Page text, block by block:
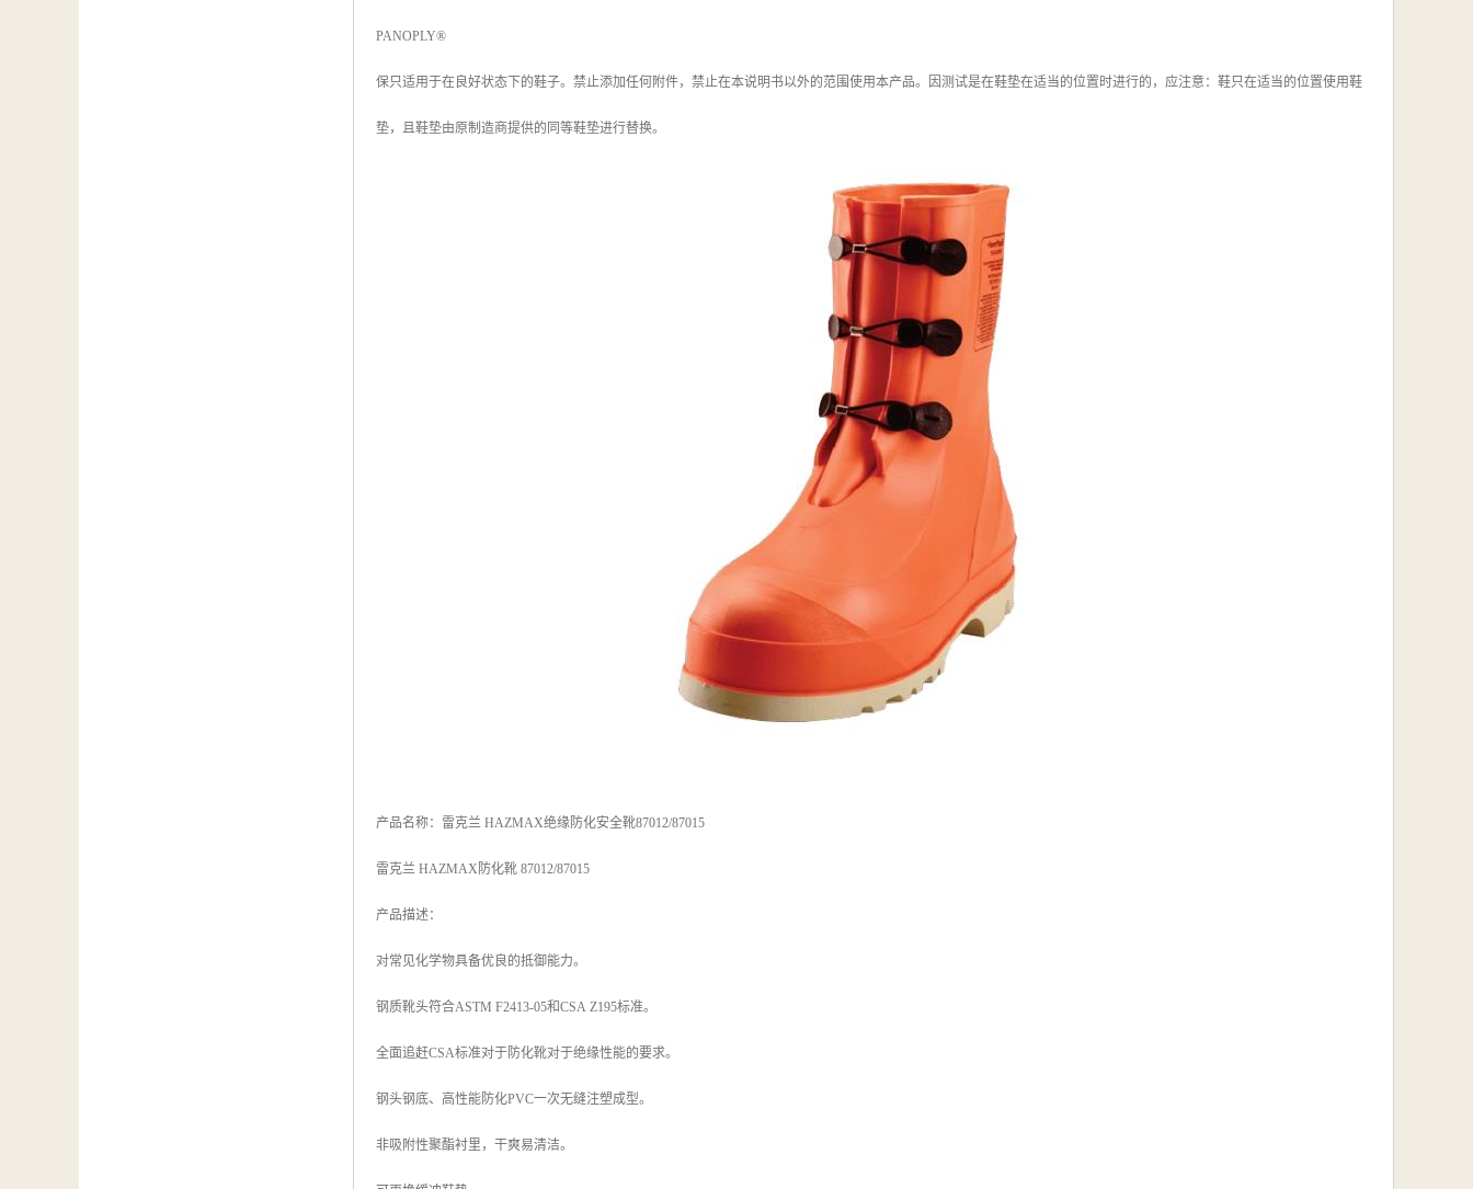
PANOPLY®
保只适用于在良好状态下的鞋子。禁止添加任何附件，禁止在本说明书以外的范围使用本产品。因测试是在鞋垫在适当的位置时进行的，应注意：鞋只在适当的位置使用鞋
垫，且鞋垫由原制造商提供的同等鞋垫进行替换。
产品名称：雷克兰 HAZMAX绝缘防化安全靴87012/87015
雷克兰 HAZMAX防化靴 87012/87015
产品描述：
对常见化学物具备优良的抵御能力。
钢质靴头符合ASTM F2413-05和CSA Z195标准。
全面追赶CSA标准对于防化靴对于绝缘性能的要求。
钢头钢底、高性能防化PVC一次无缝注塑成型。
非吸附性聚酯衬里，干爽易清洁。